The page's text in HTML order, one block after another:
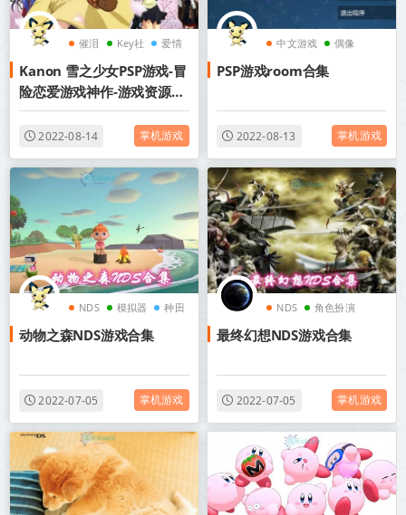
催泪 Key社 爱情
Kanon 雪之少女PSP游戏-冒
险恋爱游戏神作-游戏资源网
盘下载
2022-08-14 掌机游戏
中文游戏 偶像
PSP游戏room合集
2022-08-13 掌机游戏
NDS 模拟器 种田
动物之森NDS游戏合集
2022-07-05 掌机游戏
NDS 角色扮演
模拟器
最终幻想NDS游戏合集
2022-07-05 掌机游戏